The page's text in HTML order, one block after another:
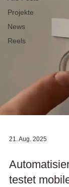
Projekte
News
Reels
21. Aug. 2025
testet